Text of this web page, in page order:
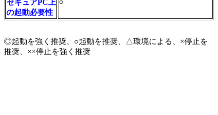
セキュアPC上
の起動必要性
◎起動を強く推奨、○起動を推奨、△環境による、×停止を
推奨、××停止を強く推奨